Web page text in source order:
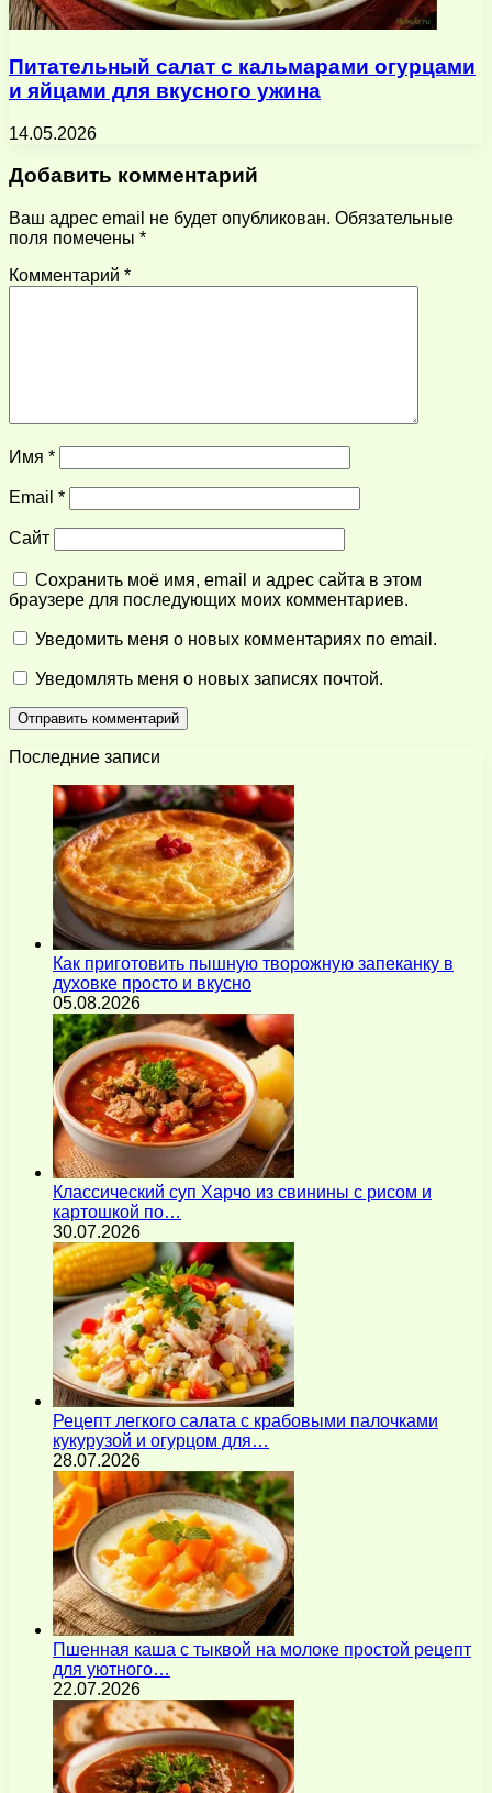
Питательный салат с кальмарами огурцами
и яйцами для вкусного ужина
14.05.2026
Добавить комментарий
Ваш адрес email не будет опубликован. Обязательные
поля помечены *
Комментарий *
Имя *
Email *
Сайт
Сохранить моё имя, email и адрес сайта в этом
браузере для последующих моих комментариев.
Уведомить меня о новых комментариях по email.
Уведомлять меня о новых записях почтой.
Последние записи
Как приготовить пышную творожную запеканку в
духовке просто и вкусно
05.08.2026
Классический суп Харчо из свинины с рисом и
картошкой по…
30.07.2026
Рецепт легкого салата с крабовыми палочками
кукурузой и огурцом для…
28.07.2026
Пшенная каша с тыквой на молоке простой рецепт
для уютного…
22.07.2026